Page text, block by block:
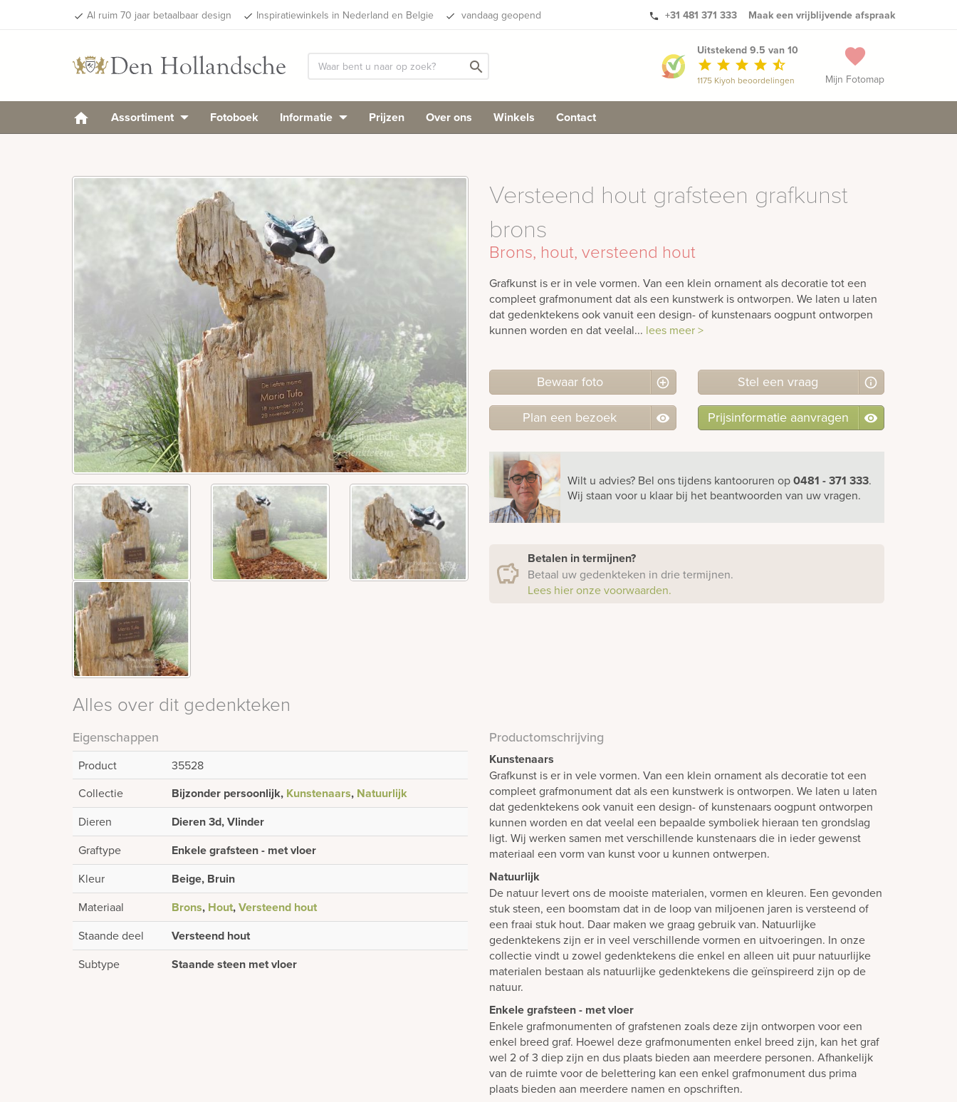
done Al ruim 70 jaar betaalbaar design done Inspiratiewinkels in Nederland en Belgie done vandaag geopend phone +31 481 371 333 Maak een vrijblijvende afspraak
search favorite
Mijn Fotomap
Uitstekend 9.5 van 10
star star star star star_half
1175 Kiyoh beoordelingen
Assortiment Fotoboek Informatie Prijzen Over ons Winkels Contact
Versteend hout grafsteen grafkunst
brons
Brons, hout, versteend hout
Grafkunst is er in vele vormen. Van een klein ornament als decoratie tot een
compleet grafmonument dat als een kunstwerk is ontworpen. We laten u laten
dat gedenktekens ook vanuit een design- of kunstenaars oogpunt ontworpen
kunnen worden en dat veelal... lees meer >
Bewaar foto Stel een vraag
Plan een bezoek Prijsinformatie aanvragen
Wilt u advies? Bel onstijdens kantooruren op0481 - 371 333.
Wij staan voor u klaar bij het beantwoorden van uw vragen.
Betalen in termijnen?
Betaal uw gedenkteken in drie termijnen.
Lees hier onze voorwaarden.
Alles over dit gedenkteken
Eigenschappen
Product
35528
Collectie
Bijzonder persoonlijk, Kunstenaars, Natuurlijk
Dieren Dieren 3d, Vlinder
Graftype Enkele grafsteen - met vloer
Kleur Beige, Bruin
Materiaal Brons, Hout,Versteend hout
Staande deel Versteend hout
Subtype Staande steen met vloer
Productomschrijving
Kunstenaars
Grafkunst is er in vele vormen. Van een klein ornament als decoratie tot een
compleet grafmonument dat als een kunstwerk is ontworpen. We laten u laten
dat gedenktekens ook vanuit een design- of kunstenaars oogpunt ontworpen
kunnen worden en dat veelal een bepaalde symboliek hieraan ten grondslag
ligt. Wij werken samen met verschillende kunstenaars die in ieder gewenst
materiaal een vorm van kunst voor u kunnen ontwerpen.
Natuurlijk
De natuur levert ons de mooiste materialen, vormen en kleuren. Een gevonden
stuk steen, een boomstam dat in de loop van miljoenen jaren is versteend of
een fraai stuk hout. Daar maken we graag gebruik van. Natuurlijke
gedenktekens zijn er in veel verschillende vormen en uitvoeringen. In onze
collectie vindt u zowel gedenktekens die enkel en alleen uit puur natuurlijke
materialen bestaan als natuurlijke gedenktekens die geïnspireerd zijn op de
natuur.
Enkele grafsteen - met vloer
Enkele grafmonumenten of grafstenen zoals deze zijn ontworpen voor een
enkel breed graf. Hoewel deze grafmonumenten enkel breed zijn, kan het graf
wel 2 of 3 diep zijn en dus plaats bieden aan meerdere personen. Afhankelijk
van de ruimte voor de belettering kan een enkel grafmonument dus prima
plaats bieden aan meerdere namen en opschriften.